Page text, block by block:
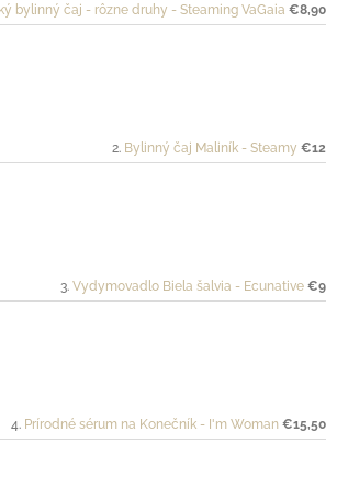
bylinný čaj - rôzne druhy - Steaming VaGaia €8,90
Bylinný čaj Maliník - Steamy €12
Vydymovadlo Biela šalvia - Ecunative €9
Prírodné sérum na Konečník - I'm Woman €15,50